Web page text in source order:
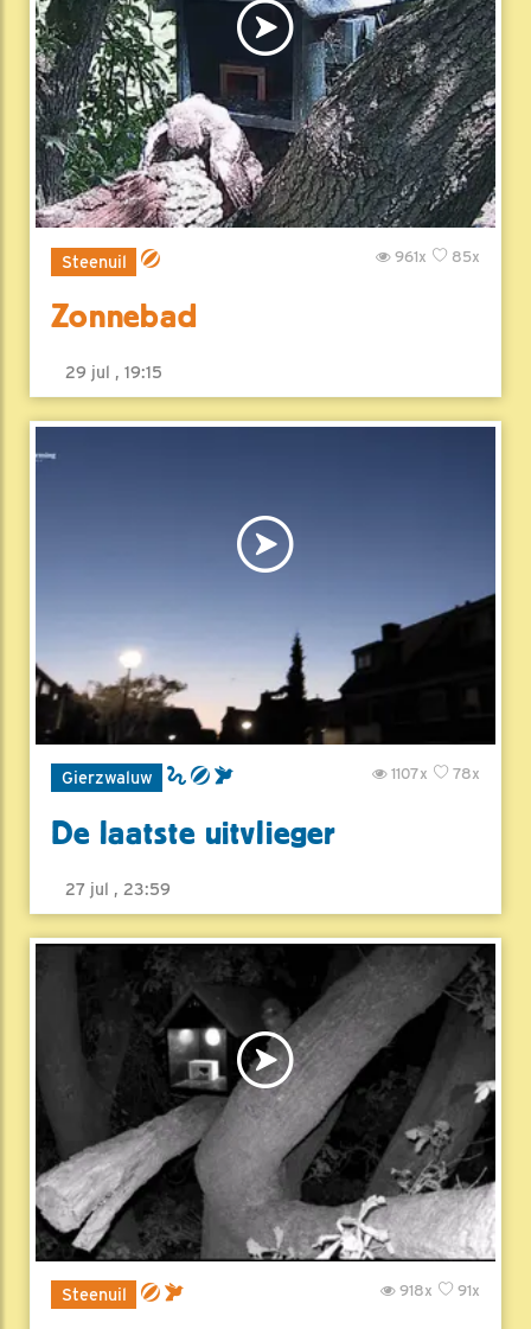
Steenuil 85x
961x
Zonnebad
29 jul , 19:15
Gierzwaluw 78x
1107x
De laatste uitvlieger
27 jul , 23:59
Steenuil 91x
918x